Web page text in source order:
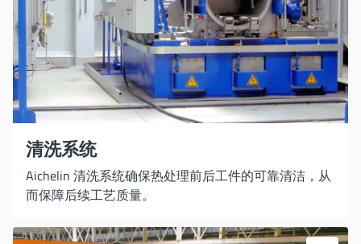
清洗系统
Aichelin 清洗系统确保热处理前后工件的可靠清洁，从
而保障后续工艺质量。